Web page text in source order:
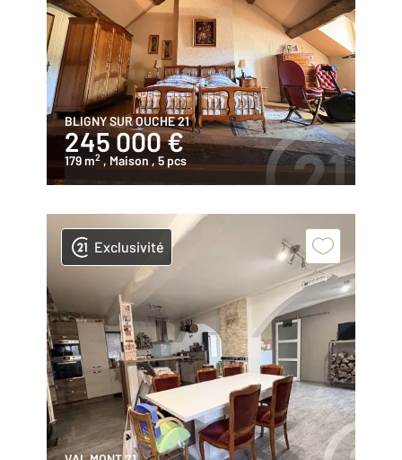
BLIGNY SUR OUCHE 21
245 000 €
179 m2 , Maison , 5 pcs
Exclusivité